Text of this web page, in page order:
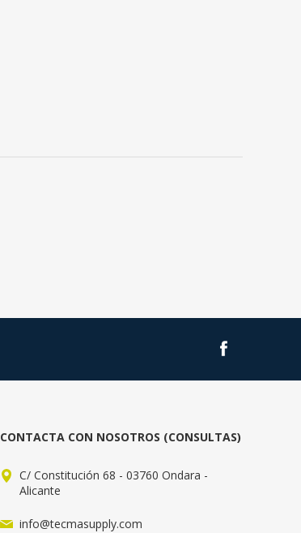
CONTACTA CON NOSOTROS (CONSULTAS)
C/ Constitución 68 - 03760 Ondara -
Alicante
info@tecmasupply.com